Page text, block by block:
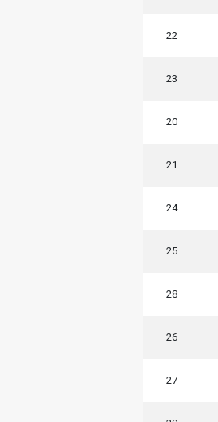
22
23
20
21
24
25
28
26
27